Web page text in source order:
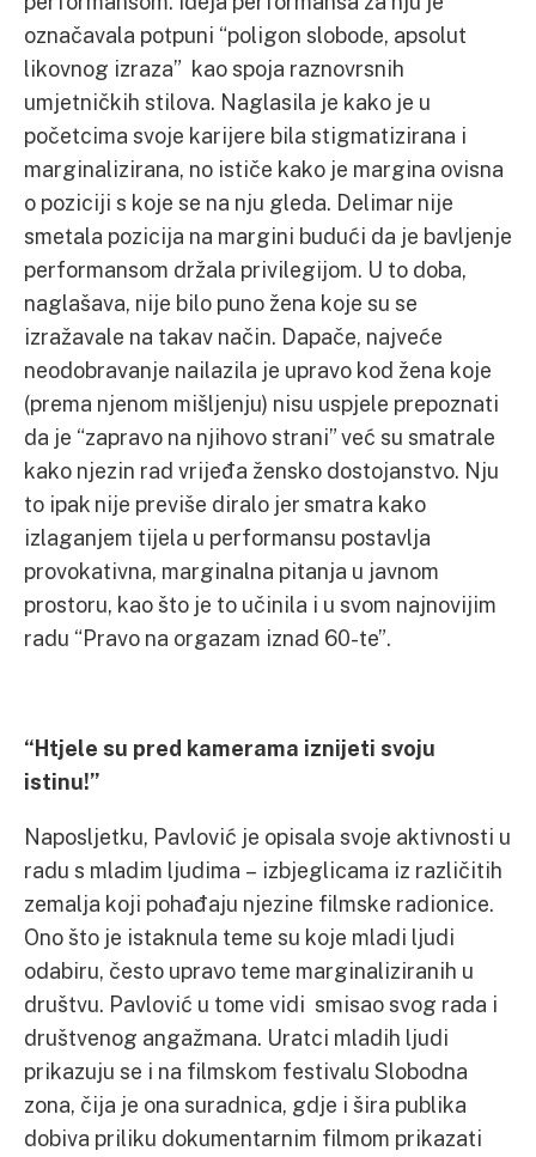
označavala potpuni “poligon slobode, apsolut
likovnog izraza” kao spoja raznovrsnih
umjetničkih stilova. Naglasila je kako je u
početcima svoje karijere bila stigmatizirana i
marginalizirana, no ističe kako je margina ovisna
o poziciji s koje se na nju gleda. Delimar nije
smetala pozicija na margini budući da je bavljenje
performansom držala privilegijom. U to doba,
naglašava, nije bilo puno žena koje su se
izražavale na takav način. Dapače, najveće
neodobravanje nailazila je upravo kod žena koje
(prema njenom mišljenju) nisu uspjele prepoznati
da je “zapravo na njihovo strani” već su smatrale
kako njezin rad vrijeđa žensko dostojanstvo. Nju
to ipak nije previše diralo jer smatra kako
izlaganjem tijela u performansu postavlja
provokativna, marginalna pitanja u javnom
prostoru, kao što je to učinila i u svom najnovijim
radu “Pravo na orgazam iznad 60-te”.
“Htjele su pred kamerama iznijeti svoju
istinu!”
Naposljetku, Pavlović je opisala svoje aktivnosti u
radu s mladim ljudima – izbjeglicama iz različitih
zemalja koji pohađaju njezine filmske radionice.
Ono što je istaknula teme su koje mladi ljudi
odabiru, često upravo teme marginaliziranih u
društvu. Pavlović u tome vidi smisao svog rada i
društvenog angažmana. Uratci mladih ljudi
prikazuju se i na filmskom festivalu Slobodna
zona, čija je ona suradnica, gdje i šira publika
dobiva priliku dokumentarnim filmom prikazati